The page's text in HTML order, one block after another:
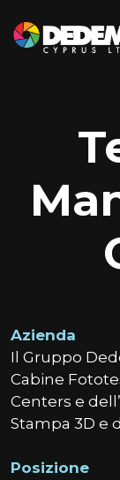
Azienda
Il Gruppo
Cabine
Centers e
Stampa 3D e
Posizione